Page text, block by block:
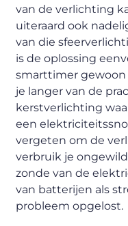
van de verlichting
uiteraard ook
van die
is de oplossing
smarttimer
je langer van de
kerstverlichting
een
vergeten om de
verbruik je
zonde van de
van batterijen als
probleem opgelost.